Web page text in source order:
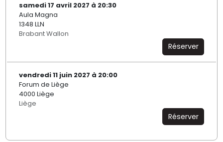
samedi 17 avril 2027 à 20:30
Aula Magna
1348 LLN
Brabant Wallon
Réserver
vendredi 11 juin 2027 à 20:00
Forum de Liège
4000 Liège
Liège
Réserver